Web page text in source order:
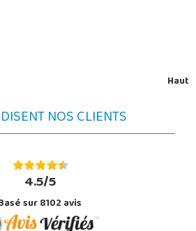
Haut
NOS CLIENTS
4.5/5
sur 8102 avis